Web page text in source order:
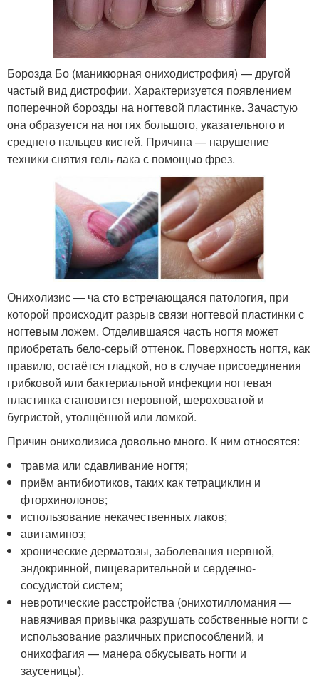
Борозда Бо (маникюрная ониходистрофия) — другой
частый вид дистрофии. Характеризуется появлением
поперечной борозды на ногтевой пластинке. Зачастую
она образуется на ногтях большого, указательного и
среднего пальцев кистей. Причина — нарушение
техники снятия гель-лака с помощью фрез.
Онихолизис — ча сто встречающаяся патология, при
которой происходит разрыв связи ногтевой пластинки с
ногтевым ложем. Отделившаяся часть ногтя может
приобретать бело-серый оттенок. Поверхность ногтя, как
правило, остаётся гладкой, но в случае присоединения
грибковой или бактериальной инфекции ногтевая
пластинка становится неровной, шероховатой и
бугристой, утолщённой или ломкой.
Причин онихолизиса довольно много. К ним относятся:
травма или сдавливание ногтя;
приём антибиотиков, таких как тетрациклин и
фторхинолонов;
использование некачественных лаков;
авитаминоз;
хронические дерматозы, заболевания нервной,
эндокринной, пищеварительной и сердечно-
сосудистой систем;
невротические расстройства (онихотилломания —
навязчивая привычка разрушать собственные ногти с
использование различных приспособлений, и
онихофагия — манера обкусывать ногти и
заусеницы).